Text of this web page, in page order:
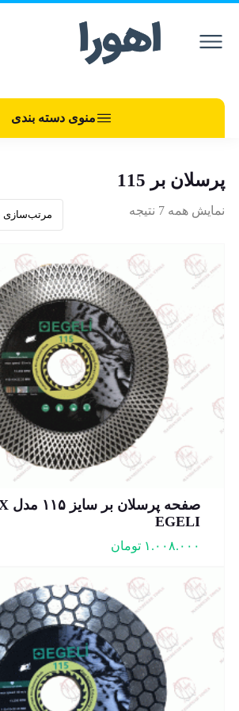
منوی دسته بندی
پرسلان بر 115
نمایش همه 7 نتیجه
EGELI
۱.۰۰۸.۰۰۰ تومان